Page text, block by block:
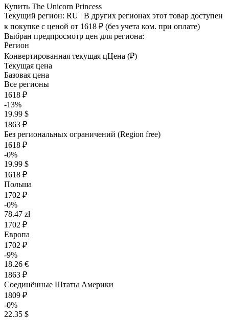
Купить The Unicorn Princess
Текущий регион: RU | В других регионах этот товар доступен
к покупке с ценой от 1618 ₽ (без учета ком. при оплате)
Выбран предпросмотр цен для региона:
Регион
Конвертированная текущая цЦена (₽)
Текущая цена
Базовая цена
Все регионы
1618 ₽
-13%
19.99 $
1863 ₽
Без региональных ограничений (Region free)
1618 ₽
-0%
19.99 $
1618 ₽
Польша
1702 ₽
-0%
78.47 zł
1702 ₽
Европа
1702 ₽
-9%
18.26 €
1863 ₽
Соединённые Штаты Америки
1809 ₽
-0%
22.35 $